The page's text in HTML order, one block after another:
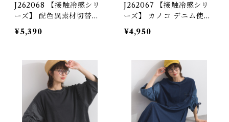
J262068 【接触冷感シリ
ーズ】 配色異素材切替ロ
ングスカート / Cool-To
uch Contrast Mixed-Fa
¥5,390
J262067 【接触冷感シリ
ーズ】 カノコ デニム使い
リメイク風プルオーバー
(セットアップ対応) / Coo
-Style Pullover with D
enim Details (Matching
Set Available)
¥4,950